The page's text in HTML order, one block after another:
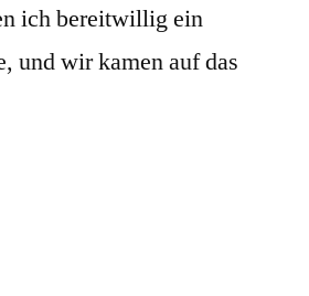
ich bereitwillig ein
und wir kamen auf das